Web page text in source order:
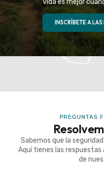
INSCRÍBETE A
PREGUNTAS
Sabemos que la
Aquí tienes las
de